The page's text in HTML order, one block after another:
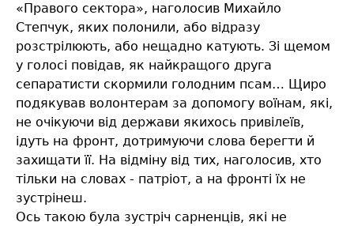
«Правого сектора», наголосив Михайло
Степчук, яких полонили, або відразу
розстрілюють, або нещадно катують. Зі щемом
у голосі повідав, як найкращого друга
сепаратисти скормили голодним псам… Щиро
подякував волонтерам за допомогу воїнам, які,
не очікуючи від держави якихось привілеїв,
ідуть на фронт, дотримуючи слова берегти й
захищати її. На відміну від тих, наголосив, хто
тільки на словах - патріот, а на фронті їх не
зустрінеш.
Ось такою була зустріч сарненців, які не